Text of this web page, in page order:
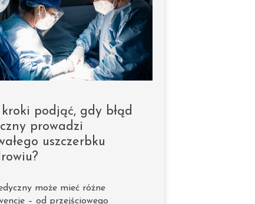
podjąć, gdy błąd
prowadzi
uszczerbku
może mieć różne
– od przejściowego